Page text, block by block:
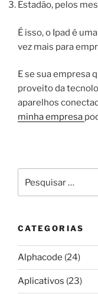
Estadão, pelos
É isso, o Ipad é
vez mais para
E se sua empresa
proveito da
aparelhos
minha empresa
por:
CATEGORIAS
Alphacode (24)
Aplicativos (23)